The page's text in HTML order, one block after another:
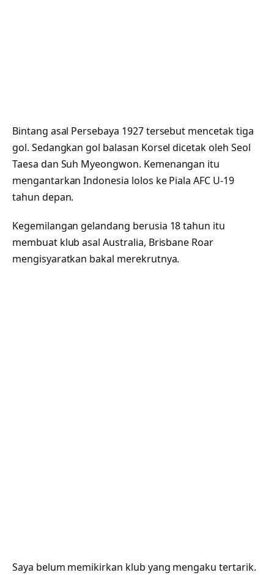
Bintang asal Persebaya 1927 tersebut mencetak tiga
gol. Sedangkan gol balasan Korsel dicetak oleh Seol
Taesa dan Suh Myeongwon. Kemenangan itu
mengantarkan Indonesia lolos ke Piala AFC U-19
tahun depan.
Kegemilangan gelandang berusia 18 tahun itu
membuat klub asal Australia, Brisbane Roar
mengisyaratkan bakal merekrutnya.
Saya belum memikirkan klub yang mengaku tertarik.